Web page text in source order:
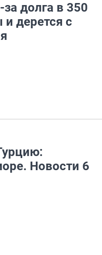
долга в 350
дерется с
Новости 6